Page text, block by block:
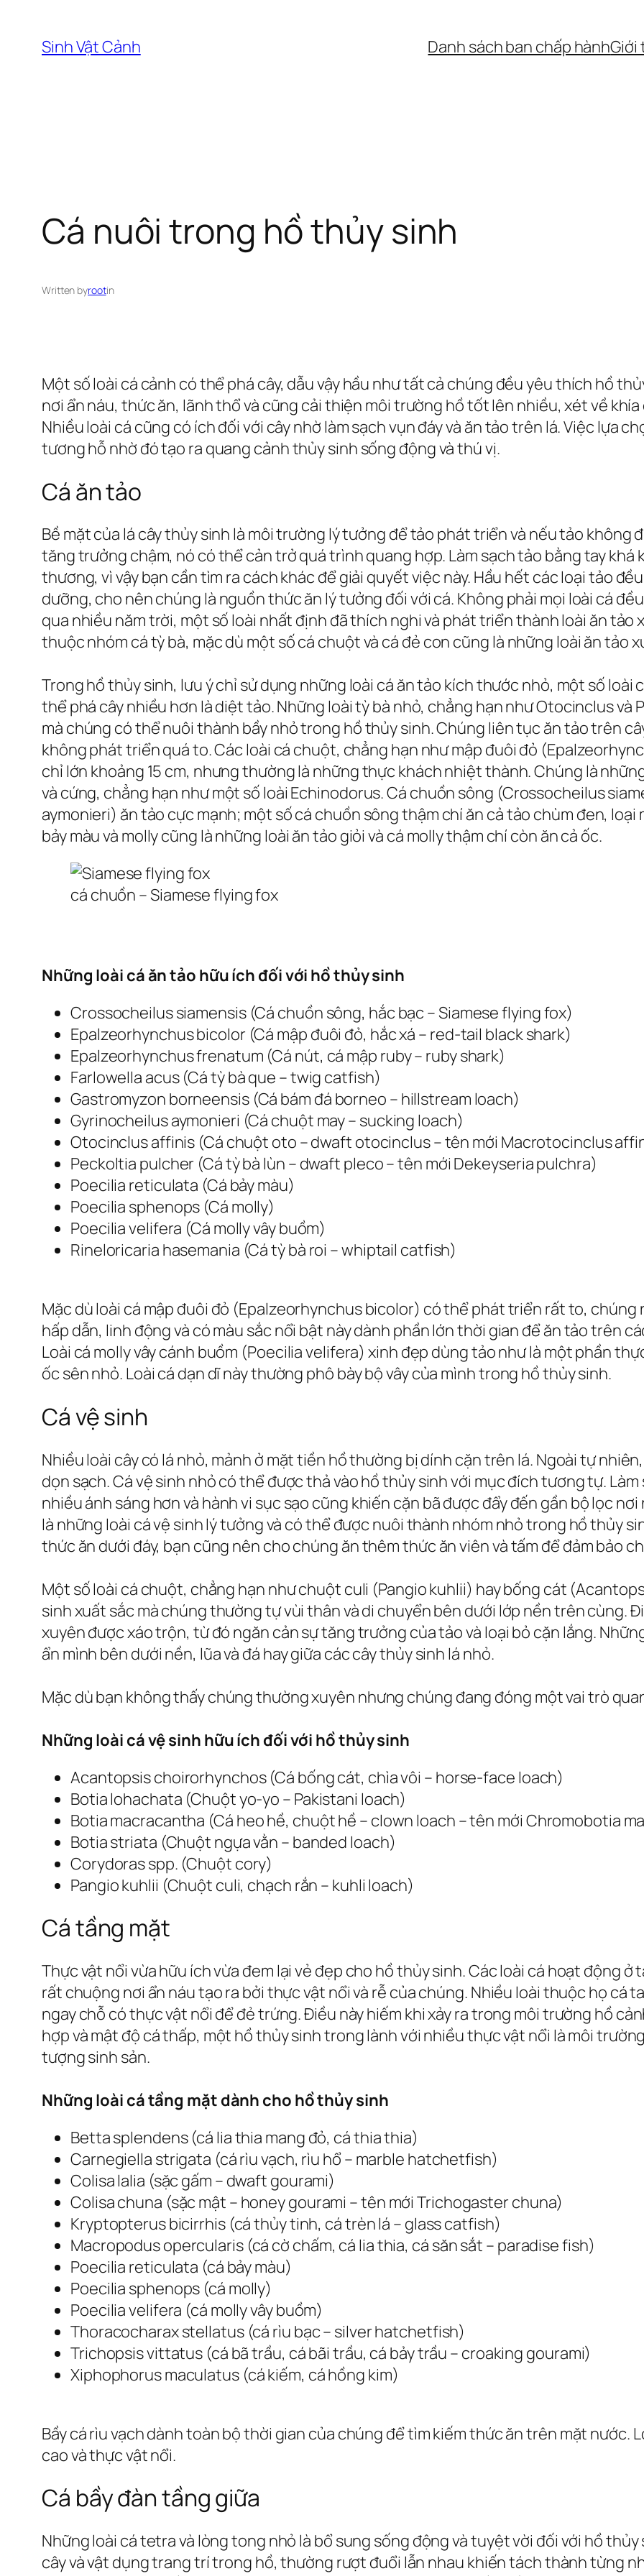
content
Sinh Vật Cảnh Danh sách ban chấp hànhGiới
Cá nuôi trong hồ thủy sinh
Written byrootin
Một số loài cá cảnh có thể phá cây, dẫu vậy hầu như tất cả chúng đều yêu thích hồ
nơi ẩn náu, thức ăn, lãnh thổ và cũng cải thiện môi trường hồ tốt lên nhiều, xét về
Nhiều loài cá cũng có ích đối với cây nhờ làm sạch vụn đáy và ăn tảo trên lá. Việc lựa
tương hỗ nhờ đó tạo ra quang cảnh thủy sinh sống động và thú vị.
Cá ăn tảo
Bề mặt của lá cây thủy sinh là môi trường lý tưởng để tảo phát triển và nếu tảo không
tăng trưởng chậm, nó có thể cản trở quá trình quang hợp. Làm sạch tảo bằng tay khá
thương, vì vậy bạn cần tìm ra cách khác để giải quyết việc này. Hầu hết các loại tảo
dưỡng, cho nên chúng là nguồn thức ăn lý tưởng đối với cá. Không phải mọi loài cá
qua nhiều năm trời, một số loài nhất định đã thích nghi và phát triển thành loài ăn tảo
thuộc nhóm cá tỳ bà, mặc dù một số cá chuột và cá đẻ con cũng là những loài ăn tảo
Trong hồ thủy sinh, lưu ý chỉ sử dụng những loài cá ăn tảo kích thước nhỏ, một số
thể phá cây nhiều hơn là diệt tảo. Những loài tỳ bà nhỏ, chẳng hạn như Otocinclus và
mà chúng có thể nuôi thành bầy nhỏ trong hồ thủy sinh. Chúng liên tục ăn tảo trên
không phát triển quá to. Các loài cá chuột, chẳng hạn như mập đuôi đỏ
chỉ lớn khoảng 15 cm, nhưng thường là những thực khách nhiệt thành. Chúng là
và cứng, chẳng hạn như một số loài Echinodorus. Cá chuồn sông (Crossocheilus
aymonieri) ăn tảo cực mạnh; một số cá chuồn sông thậm chí ăn cả tảo chùm đen, loại
bảy màu và molly cũng là những loài ăn tảo giỏi và cá molly thậm chí còn ăn cả ốc.
cá chuồn – Siamese flying fox
Những loài cá ăn tảo hữu ích đối với hồ thủy sinh
Crossocheilus siamensis (Cá chuồn sông, hắc bạc – Siamese flying fox)
Epalzeorhynchus bicolor (Cá mập đuôi đỏ, hắc xá – red-tail black shark)
Epalzeorhynchus frenatum (Cá nút, cá mập ruby – ruby shark)
Farlowella acus (Cá tỳ bà que – twig catfish)
Gastromyzon borneensis (Cá bám đá borneo – hillstream loach)
Gyrinocheilus aymonieri (Cá chuột may – sucking loach)
Otocinclus affinis (Cá chuột oto – dwaft otocinclus – tên mới Macrotocinclus
Peckoltia pulcher (Cá tỳ bà lùn – dwaft pleco – tên mới Dekeyseria pulchra)
Poecilia reticulata (Cá bảy màu)
Poecilia sphenops (Cá molly)
Poecilia velifera (Cá molly vây buồm)
Rineloricaria hasemania (Cá tỳ bà roi – whiptail catfish)
Mặc dù loài cá mập đuôi đỏ (Epalzeorhynchus bicolor) có thể phát triển rất to, chúng
hấp dẫn, linh động và có màu sắc nổi bật này dành phần lớn thời gian để ăn tảo trên
Loài cá molly vây cánh buồm (Poecilia velifera) xinh đẹp dùng tảo như là một phần
ốc sên nhỏ. Loài cá dạn dĩ này thường phô bày bộ vây của mình trong hồ thủy sinh.
Cá vệ sinh
Nhiều loài cây có lá nhỏ, mảnh ở mặt tiền hồ thường bị dính cặn trên lá. Ngoài tự
dọn sạch. Cá vệ sinh nhỏ có thể được thả vào hồ thủy sinh với mục đích tương tự.
nhiều ánh sáng hơn và hành vi sục sạo cũng khiến cặn bã được đẩy đến gần bộ lọc
là những loài cá vệ sinh lý tưởng và có thể được nuôi thành nhóm nhỏ trong hồ thủy
thức ăn dưới đáy, bạn cũng nên cho chúng ăn thêm thức ăn viên và tấm để đảm bảo
Một số loài cá chuột, chẳng hạn như chuột culi (Pangio kuhlii) hay bống cát
sinh xuất sắc mà chúng thường tự vùi thân và di chuyển bên dưới lớp nền trên cùng.
xuyên được xáo trộn, từ đó ngăn cản sự tăng trưởng của tảo và loại bỏ cặn lắng.
ẩn mình bên dưới nền, lũa và đá hay giữa các cây thủy sinh lá nhỏ.
Mặc dù bạn không thấy chúng thường xuyên nhưng chúng đang đóng một vai trò
Những loài cá vệ sinh hữu ích đối với hồ thủy sinh
Acantopsis choirorhynchos (Cá bống cát, chìa vôi – horse-face loach)
Botia lohachata (Chuột yo-yo – Pakistani loach)
Botia macracantha (Cá heo hề, chuột hề – clown loach – tên mới Chromobotia
Botia striata (Chuột ngựa vằn – banded loach)
Corydoras spp. (Chuột cory)
Pangio kuhlii (Chuột culi, chạch rắn – kuhli loach)
Cá tầng mặt
Thực vật nổi vừa hữu ích vừa đem lại vẻ đẹp cho hồ thủy sinh. Các loài cá hoạt động ở
rất chuộng nơi ẩn náu tạo ra bởi thực vật nổi và rễ của chúng. Nhiều loài thuộc họ cá
ngay chỗ có thực vật nổi để đẻ trứng. Điều này hiếm khi xảy ra trong môi trường hồ
hợp và mật độ cá thấp, một hồ thủy sinh trong lành với nhiều thực vật nổi là môi
tượng sinh sản.
Những loài cá tầng mặt dành cho hồ thủy sinh
Betta splendens (cá lia thia mang đỏ, cá thia thia)
Carnegiella strigata (cá rìu vạch, rìu hổ – marble hatchetfish)
Colisa lalia (sặc gấm – dwaft gourami)
Colisa chuna (sặc mật – honey gourami – tên mới Trichogaster chuna)
Kryptopterus bicirrhis (cá thủy tinh, cá trèn lá – glass catfish)
Macropodus opercularis (cá cờ chấm, cá lia thia, cá săn sắt – paradise fish)
Poecilia reticulata (cá bảy màu)
Poecilia sphenops (cá molly)
Poecilia velifera (cá molly vây buồm)
Thoracocharax stellatus (cá rìu bạc – silver hatchetfish)
Trichopsis vittatus (cá bã trầu, cá bãi trầu, cá bảy trầu – croaking gourami)
Xiphophorus maculatus (cá kiếm, cá hồng kim)
Bầy cá rìu vạch dành toàn bộ thời gian của chúng để tìm kiếm thức ăn trên mặt nước.
cao và thực vật nổi.
Cá bầy đàn tầng giữa
Những loài cá tetra và lòng tong nhỏ là bổ sung sống động và tuyệt vời đối với hồ
cây và vật dụng trang trí trong hồ, thường rượt đuổi lẫn nhau khiến tách thành từng